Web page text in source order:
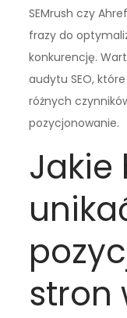
SEMrush czy
frazy do
konkurencję.
audytu SEO,
różnych
pozycjonowanie.
Jakie
stron